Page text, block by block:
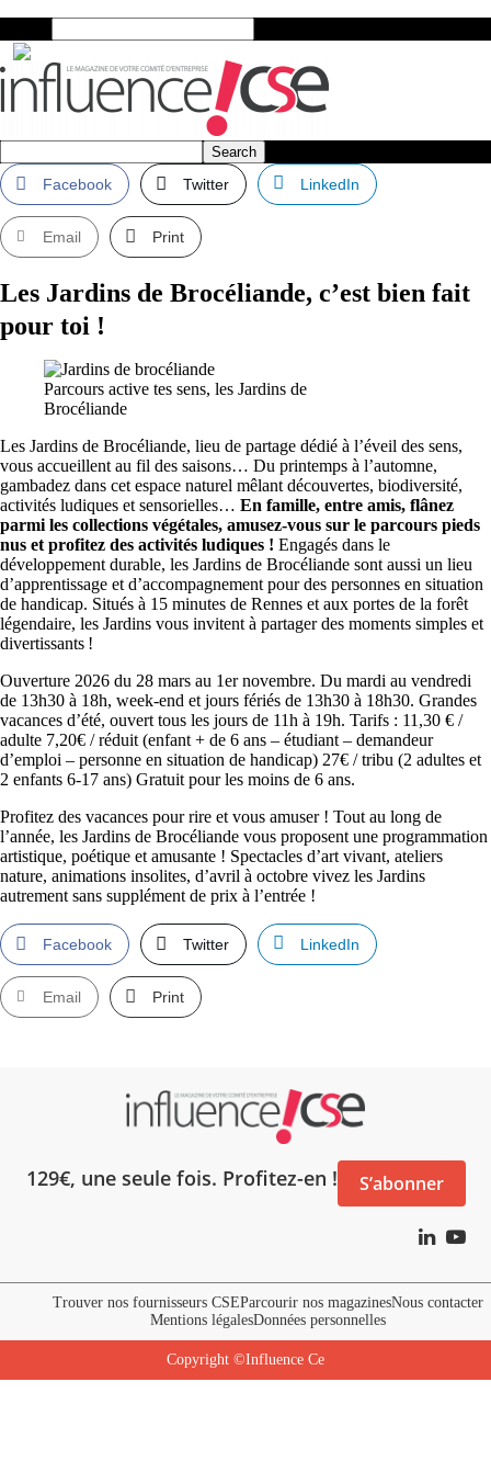
Facebook Twitter LinkedIn
Email Print
Les Jardins de Brocéliande, c’est bien fait
pour toi !
Parcours active tes sens, les Jardins de
Brocéliande
Les Jardins de Brocéliande, lieu de partage dédié à l’éveil des sens,
vous accueillent au fil des saisons… Du printemps à l’automne,
gambadez dans cet espace naturel mêlant découvertes, biodiversité,
activités ludiques et sensorielles… En famille, entre amis, flânez
parmi les collections végétales, amusez-vous sur le parcours pieds
nus et profitez des activités ludiques ! Engagés dans le
développement durable, les Jardins de Brocéliande sont aussi un lieu
d’apprentissage et d’accompagnement pour des personnes en situation
de handicap. Situés à 15 minutes de Rennes et aux portes de la forêt
légendaire, les Jardins vous invitent à partager des moments simples et
divertissants !
Ouverture 2026 du 28 mars au 1er novembre. Du mardi au vendredi
de 13h30 à 18h, week-end et jours fériés de 13h30 à 18h30. Grandes
vacances d’été, ouvert tous les jours de 11h à 19h. Tarifs : 11,30 € /
adulte 7,20€ / réduit (enfant + de 6 ans – étudiant – demandeur
d’emploi – personne en situation de handicap) 27€ / tribu (2 adultes et
2 enfants 6-17 ans) Gratuit pour les moins de 6 ans.
Profitez des vacances pour rire et vous amuser ! Tout au long de
l’année, les Jardins de Brocéliande vous proposent une programmation
artistique, poétique et amusante ! Spectacles d’art vivant, ateliers
nature, animations insolites, d’avril à octobre vivez les Jardins
autrement sans supplément de prix à l’entrée !
Facebook Twitter LinkedIn
Email Print
129€, une seule fois. Profitez-en ! S’abonner
Trouver nos fournisseurs CSEParcourir nos magazinesNous contacter
Mentions légalesDonnées personnelles
Copyright ©Influence Ce